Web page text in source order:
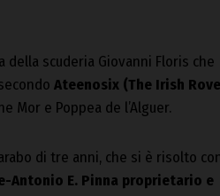
della scuderia Giovanni Floris che
Ateenosix (The Irish
Mor e Poppea de l’Alguer.
di tre anni, che si è risolto
Antonio E. Pinna proprietario e